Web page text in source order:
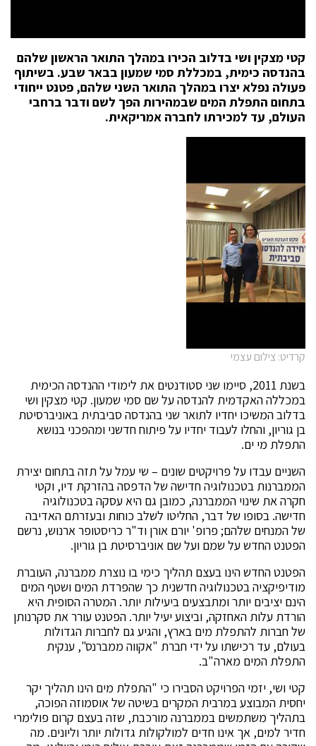
קטי מצקין ושי בדלוב הכירו במהלך התואר הראשון שלהם
בהנדסה כימית, במכללת סמי שמעון בבאר שבע. בשיתוף
פעולה נפלא יצרו במהלך התואר השני שלהם, פטנט ייחודי
בתחום התפלת המים שבמהירות הפך לשם ודבר ברחבי
העולם, עד למכירתו לחברה אמריקאית.
קרדיט: צילום עצמי
בשנת 2011, סיימו שני סטודנטים את לימודי ההנדסה הכימית
במכללה האקדמית להנדסה על שם סמי שמעון. קטי מצקין ושי
בדלוב המשיכו יחדיו לתואר שני בהנדסה סביבתית באוניברסיטת
בן גוריון, והחלו לעבוד יחדיו על פיתוח חדשני ומהפכני בנושא
התפלת מי ים.
השניים עבדו על פרויקטים שונים – שי עמל על תזה בתחום יצירת
הממברנות בטכנולוגיה חדישה של הדפסה בהזרקת דיו, וקטי
חקרה את שינוי הממברנה, כמובן גם היא עסקה בטכנולוגיה
חדישה. בסופו של דבר, החליטו לשלב כוחות ובעזרתם האדיבה
של המנחים שלהם; פרופ' יורם אורן וד"ר כריסטופר ארנוש, נרשם
הפטנט החדש על שמם ועל שם אוניברסיטת בן גוריון.
הפטנט החדש הינו בעצם תהליך כימי בו נוצרת ממברנה, העוברת
מודיפיקציה בטכנולוגיה חדשנית כך שהפרדת המים ושטף המים
הינם יציבים יותר ומתבצעים ביעילות יותר. המטרה הסופית היא
הורדת עלות האחזקה, וביצוע יעיל יותר. הפטנט עורר את סקרנותן
של חברות להתפלת מים בארץ, והגיע גם לחברות הגדולות
בעולם, עד רכישתו על ידי חברת "אקווה ממברנס", ענקית
התפלת המים מארה"ב.
קטי ושי, יזמי הפרויקט הסבירו כי "התפלת מים הינו תהליך יקר
יחסית המבוצע במרבית המקרים בשיטה של אוסמוזה הפוכה,
בתהליך משתמשים בממברנה מורכבת, שזה בעצם קרום פולימרי
חדיר למים, אך אינו חדים למולקולות גדולות יותר וליונים. מה